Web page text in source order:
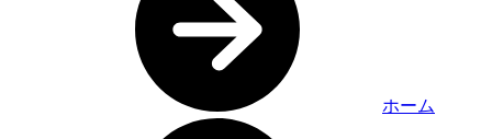
ホーム